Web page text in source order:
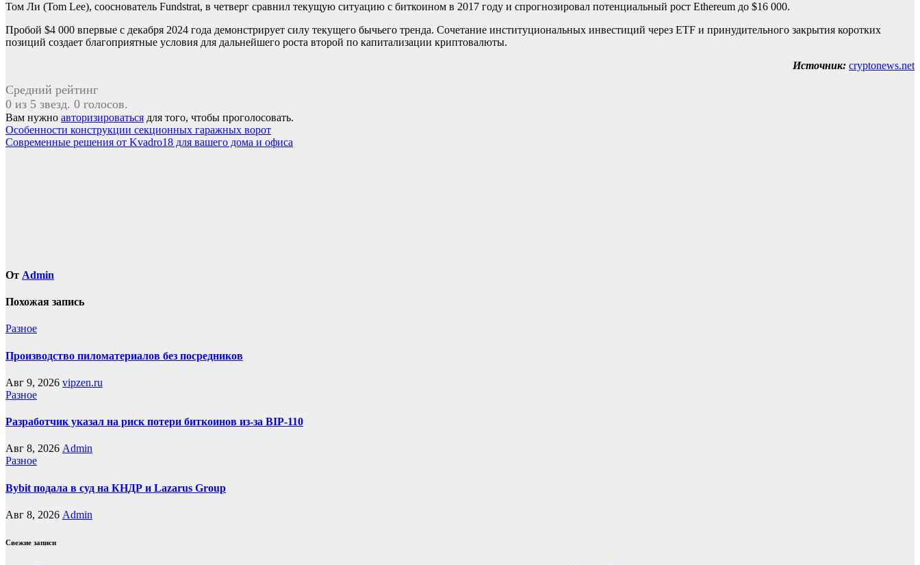
Том Ли (Tom Lee), сооснователь Fundstrat, в четверг сравнил текущую ситуацию с биткоином в 2017 году и спрогнозировал потенциальный рост Ethereum до $16 000.
Пробой $4 000 впервые с декабря 2024 года демонстрирует силу текущего бычьего тренда. Сочетание институциональных инвестиций через ETF и принудительного закрытия коротких
позиций создает благоприятные условия для дальнейшего роста второй по капитализации криптовалюты.
Источник: cryptonews.net
Средний рейтинг
0 из 5 звезд. 0 голосов.
Вам нужно авторизироваться для того, чтобы проголосовать.
Навигация
по
Особенности конструкции секционных гаражных ворот
Современные решения от Kvadro18 для вашего дома и офиса
От Admin
Похожая запись
Разное
Производство пиломатериалов без посредников
Авг 9, 2026 vipzen.ru
Разное
Разработчик указал на риск потери биткоинов из-за BIP-110
Авг 8, 2026 Admin
Разное
Bybit подала в суд на КНДР и Lazarus Group
Авг 8, 2026 Admin
Свежие записи